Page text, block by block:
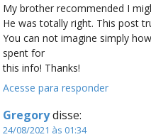
My brother recommended I
He was totally right. This post
You can not imagine simply
spent for
this info! Thanks!
Acesse para responder
Gregorydisse:
24/08/2021 às 01:34